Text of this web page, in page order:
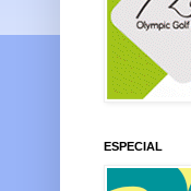
ESPECIAL